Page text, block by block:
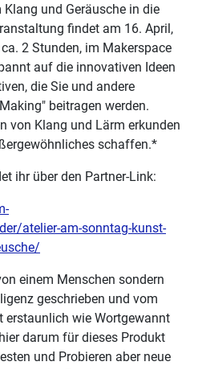
und Geräusche in die
findet am 16. April,
2 Stunden, im Makerspace
auf die innovativen Ideen
die Sie und andere
beitragen werden.
von Klang und Lärm erkunden
schaffen.*
ihr über den Partner-Link:
atelier-am-sonntag-kunst-
einem Menschen sondern
geschrieben und vom
erstaunlich wie Wortgewannt
darum für dieses Produkt
und Probieren aber neue